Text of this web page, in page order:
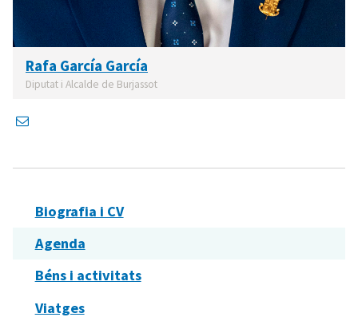
Rafa García García
Diputat i Alcalde de Burjassot
Biografia i CV
Agenda
Béns i activitats
Viatges